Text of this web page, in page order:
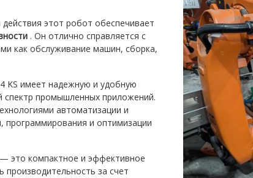
этот робот обеспечивает
. Он отлично справляется с
как обслуживание машин, сборка,
KS имеет надежную и удобную
спектр промышленных приложений.
автоматизации и
программирования и оптимизации
это компактное и эффективное
за счет